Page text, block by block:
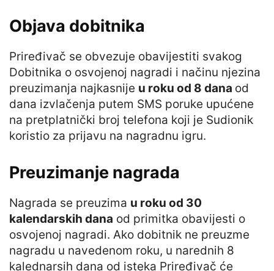
Objava dobitnika
Priređivač se obvezuje obavijestiti svakog
Dobitnika o osvojenoj nagradi i načinu njezina
preuzimanja najkasnije u roku od 8 dana od
dana izvlačenja putem SMS poruke upućene
na pretplatnički broj telefona koji je Sudionik
koristio za prijavu na nagradnu igru.
Preuzimanje nagrada
Nagrada se preuzima u roku od 30
kalendarskih dana od primitka obavijesti o
osvojenoj nagradi. Ako dobitnik ne preuzme
nagradu u navedenom roku, u narednih 8
kalednarsih dana od isteka Priređivač će